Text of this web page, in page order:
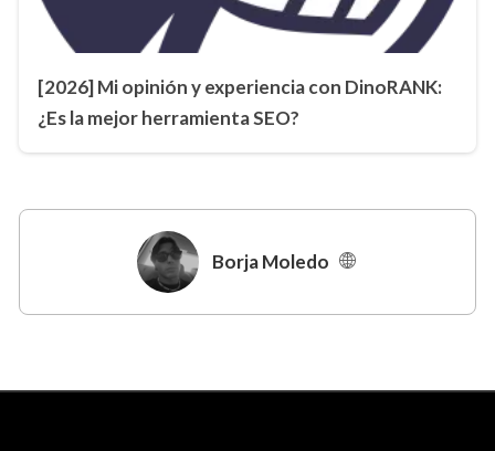
[2026] Mi opinión y experiencia con DinoRANK:
¿Es la mejor herramienta SEO?
Borja Moledo